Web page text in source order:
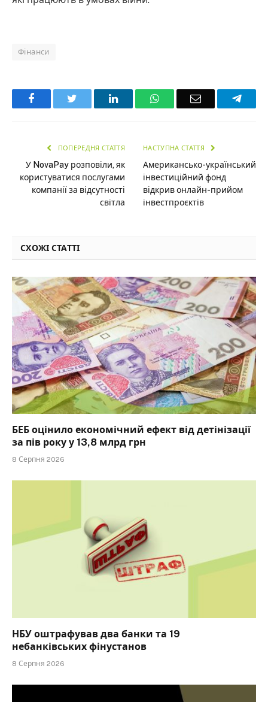
Фінанси
Facebook LinkedInWhatsAppEmail
ПОПЕРЕДНЯ СТАТТЯ
У NovaPay розповіли, як
користуватися послугами
компанії за відсутності
світла
НАСТУПНА СТАТТЯ
Американсько-український
інвестиційний фонд
відкрив онлайн-прийом
інвестпроєктів
СХОЖІ СТАТТІ
БЕБ оцінило економічний ефект від детінізації
за пів року у 13,8 млрд грн
8 Серпня 2026
НБУ оштрафував два банки та 19
небанківських фінустанов
8 Серпня 2026